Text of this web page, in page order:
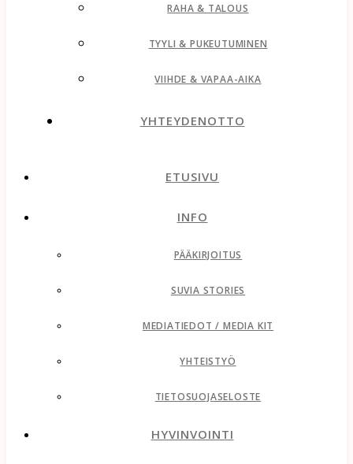
RAHA & TALOUS
TYYLI & PUKEUTUMINEN
VIIHDE & VAPAA-AIKA
YHTEYDENOTTO
ETUSIVU
INFO
PÄÄKIRJOITUS
SUVIA STORIES
MEDIATIEDOT / MEDIA KIT
YHTEISTYÖ
TIETOSUOJASELOSTE
HYVINVOINTI